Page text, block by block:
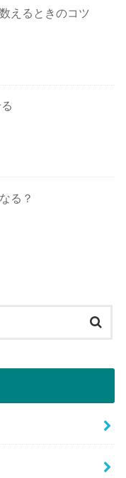
えるときのコツ
る？